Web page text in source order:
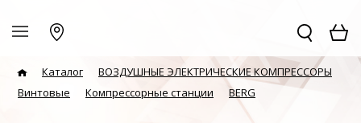
Каталог
ВОЗДУШНЫЕ ЭЛЕКТРИЧЕСКИЕ КОМПРЕССОРЫ
Винтовые
Компрессорные станции BERG